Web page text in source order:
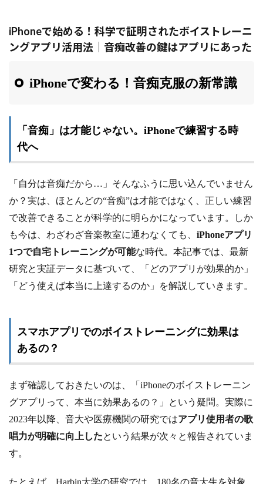
iPhoneで始める！科学で証明されたボイストレーニ
ングアプリ活用法｜音痴改善の鍵はアプリにあった
iPhoneで変わる！音痴克服の新常識
「音痴」は才能じゃない。iPhoneで練習する時
代へ
「自分は音痴だから…」そんなふうに思い込んでいません
か？実は、ほとんどの“音痴”は才能ではなく、正しい練習
で改善できることが科学的に明らかになっています。しか
も今は、わざわざ音楽教室に通わなくても、 iPhoneアプリ
1つで自宅トレーニングが可能な時代。本記事では、最新
研究と実証データに基づいて、「どのアプリが効果的か」
「どう使えば本当に上達するのか」を解説していきます。
スマホアプリでのボイストレーニングに効果は
あるの？
まず確認しておきたいのは、「iPhoneのボイストレーニン
グアプリって、本当に効果あるの？」という疑問。実際に
2023年以降、音大や医療機関の研究ではアプリ使用者の歌
唱力が明確に向上したという結果が次々と報告されていま
す。
たとえば、Harbin大学の研究では、180名の音大生を対象